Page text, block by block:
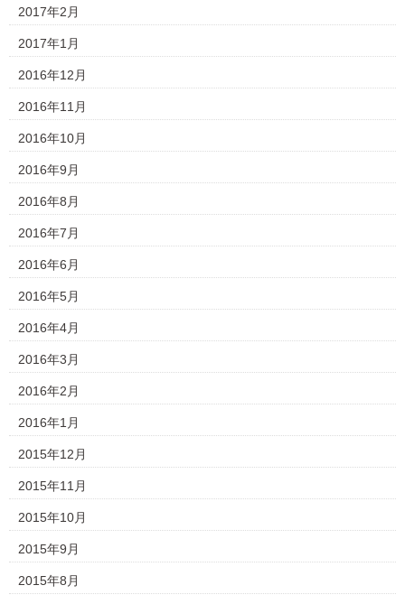
2017年2月
2017年1月
2016年12月
2016年11月
2016年10月
2016年9月
2016年8月
2016年7月
2016年6月
2016年5月
2016年4月
2016年3月
2016年2月
2016年1月
2015年12月
2015年11月
2015年10月
2015年9月
2015年8月